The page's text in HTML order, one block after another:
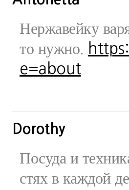
Нержавейку
то нужно.
e=about
Dorothy
Посуда и
стях в каждой